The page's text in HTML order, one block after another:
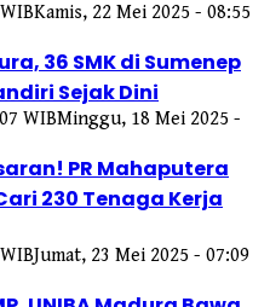
Kamis, 22 Mei 2025 - 08:55
36 SMK di Sumenep
Sejak Dini
WIBMinggu, 18 Mei 2025 -
PR Mahaputera
230 Tenaga Kerja
Jumat, 23 Mei 2025 - 07:09